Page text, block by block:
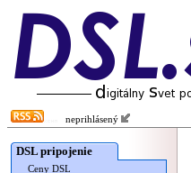
neprihlásený
DSL pripojenie
Ceny DSL